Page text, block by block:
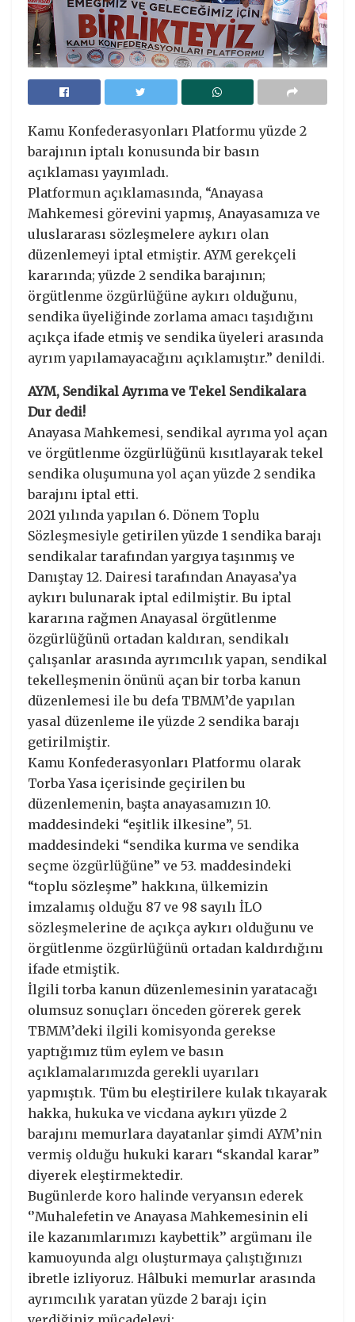
Kamu Konfederasyonları Platformu yüzde 2
barajının iptalı konusunda bir basın
açıklaması yayımladı.
Platformun açıklamasında, “Anayasa
Mahkemesi görevini yapmış, Anayasamıza ve
uluslararası sözleşmelere aykırı olan
düzenlemeyi iptal etmiştir. AYM gerekçeli
kararında; yüzde 2 sendika barajının;
örgütlenme özgürlüğüne aykırı olduğunu,
sendika üyeliğinde zorlama amacı taşıdığını
açıkça ifade etmiş ve sendika üyeleri arasında
ayrım yapılamayacağını açıklamıştır.” denildi.
AYM, Sendikal Ayrıma ve Tekel Sendikalara
Dur dedi!
Anayasa Mahkemesi, sendikal ayrıma yol açan
ve örgütlenme özgürlüğünü kısıtlayarak tekel
sendika oluşumuna yol açan yüzde 2 sendika
barajını iptal etti.
2021 yılında yapılan 6. Dönem Toplu
Sözleşmesiyle getirilen yüzde 1 sendika barajı
sendikalar tarafından yargıya taşınmış ve
Danıştay 12. Dairesi tarafından Anayasa’ya
aykırı bulunarak iptal edilmiştir. Bu iptal
kararına rağmen Anayasal örgütlenme
özgürlüğünü ortadan kaldıran, sendikalı
çalışanlar arasında ayrımcılık yapan, sendikal
tekelleşmenin önünü açan bir torba kanun
düzenlemesi ile bu defa TBMM’de yapılan
yasal düzenleme ile yüzde 2 sendika barajı
getirilmiştir.
Kamu Konfederasyonları Platformu olarak
Torba Yasa içerisinde geçirilen bu
düzenlemenin, başta anayasamızın 10.
maddesindeki “eşitlik ilkesine”, 51.
maddesindeki “sendika kurma ve sendika
seçme özgürlüğüne” ve 53. maddesindeki
“toplu sözleşme” hakkına, ülkemizin
imzalamış olduğu 87 ve 98 sayılı İLO
sözleşmelerine de açıkça aykırı olduğunu ve
örgütlenme özgürlüğünü ortadan kaldırdığını
ifade etmiştik.
İlgili torba kanun düzenlemesinin yaratacağı
olumsuz sonuçları önceden görerek gerek
TBMM’deki ilgili komisyonda gerekse
yaptığımız tüm eylem ve basın
açıklamalarımızda gerekli uyarıları
yapmıştık. Tüm bu eleştirilere kulak tıkayarak
hakka, hukuka ve vicdana aykırı yüzde 2
barajını memurlara dayatanlar şimdi AYM’nin
vermiş olduğu hukuki kararı “skandal karar”
diyerek eleştirmektedir.
Bugünlerde koro halinde veryansın ederek
‘’Muhalefetin ve Anayasa Mahkemesinin eli
ile kazanımlarımızı kaybettik’’ argümanı ile
kamuoyunda algı oluşturmaya çalıştığınızı
ibretle izliyoruz. Hâlbuki memurlar arasında
ayrımcılık yaratan yüzde 2 barajı için